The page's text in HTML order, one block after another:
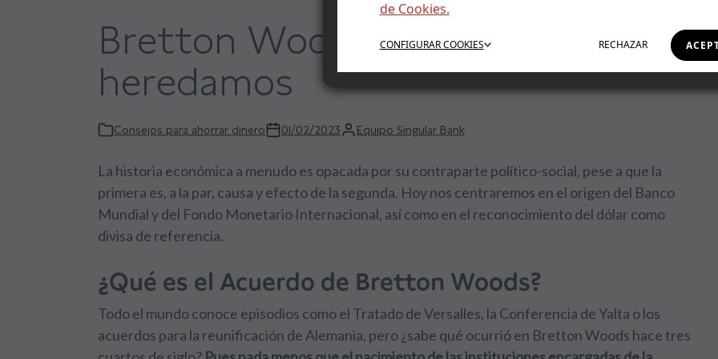
de Cookies.
RECHAZAR
CONFIGURARCOOKIES
Bretton Woods: el orden que
heredamos
Consejos para ahorrar dinero 01/02/2023 Equipo Singular Bank
La historia económica a menudo es opacada por su contraparte político-social, pese a que la
primera es, a la par, causa y efecto de la segunda. Hoy nos centraremos en el origen del Banco
Mundial y del Fondo Monetario Internacional, así como en el reconocimiento del dólar como
divisa de referencia.
¿Qué es el Acuerdo de Bretton Woods?
Todo el mundo conoce episodios como el Tratado de Versalles, la Conferencia de Yalta o los
acuerdos para la reunificación de Alemania, pero ¿sabe qué ocurrió en Bretton Woods hace tres